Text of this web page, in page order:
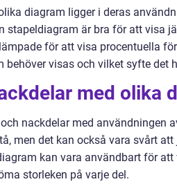
diagram ligger i deras
stapeldiagram är bra för att visa
för att visa procentuella
behöver visas och vilket syfte det
med olika
nackdelar med användningen
men det kan också vara svårt
kan vara användbart för
storleken på varje del.